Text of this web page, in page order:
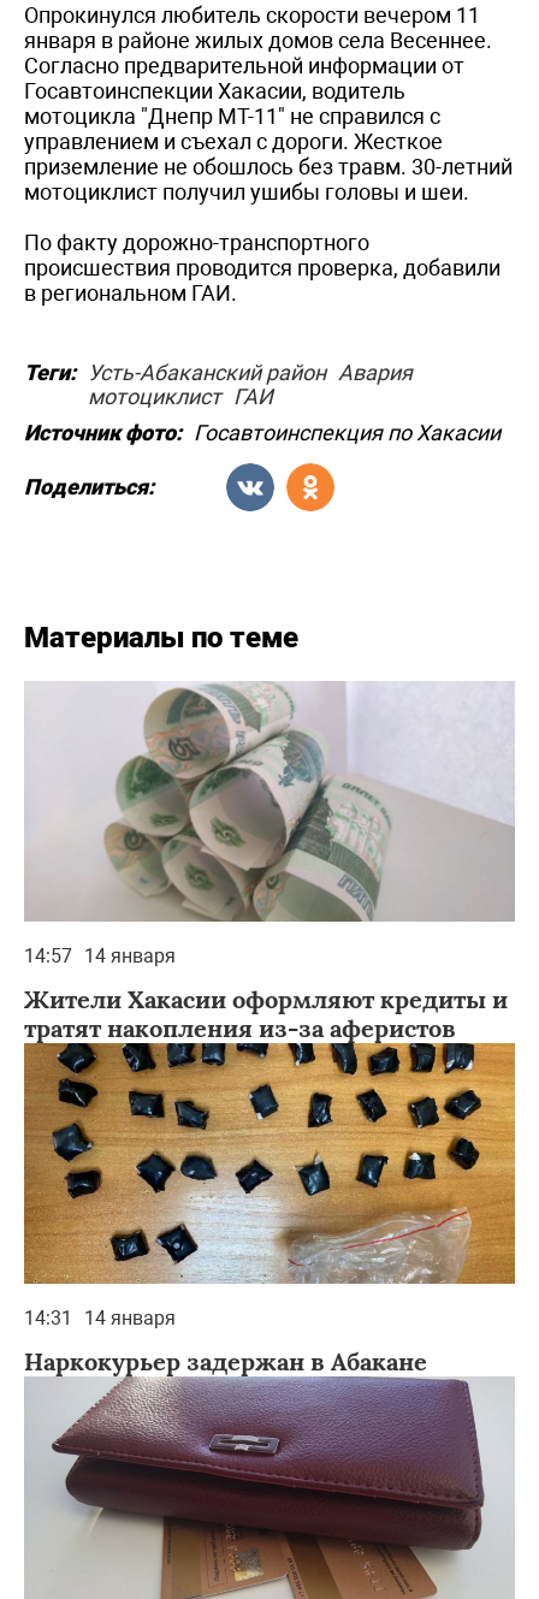
Опрокинулся любитель скорости вечером 11
января в районе жилых домов села Весеннее.
Согласно предварительной информации от
Госавтоинспекции Хакасии, водитель
мотоцикла "Днепр МТ-11" не справился с
управлением и съехал с дороги. Жесткое
приземление не обошлось без травм. 30-летний
мотоциклист получил ушибы головы и шеи.
По факту дорожно-транспортного
происшествия проводится проверка, добавили
в региональном ГАИ.
Теги: Усть-Абаканский район Авария
мотоциклист ГАИ
Источник фото: Госавтоинспекция по Хакасии
Поделиться:
Материалы по теме
14:57 14 января
Жители Хакасии оформляют кредиты и
тратят накопления из-за аферистов
14:31 14 января
Наркокурьер задержан в Абакане